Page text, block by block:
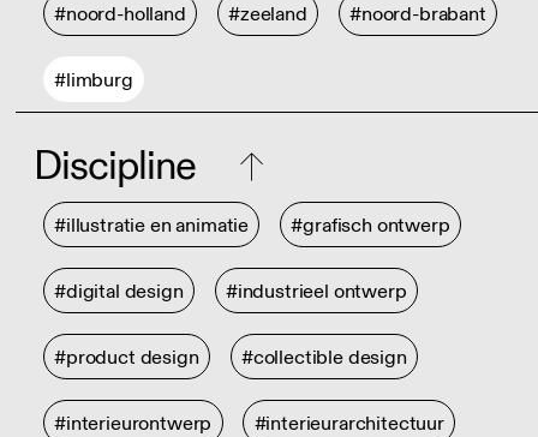
#noord-holland #zeeland #noord-brabant
#limburg
Discipline
#illustratie en animatie #grafisch ontwerp
#digital design #industrieel ontwerp
#product design #collectible design
#interieurontwerp #interieurarchitectuur